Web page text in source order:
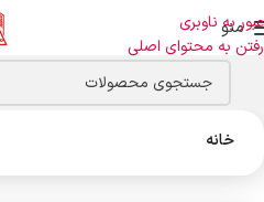
عبور به ناوبری
رفتن به محتوای اصلی
منو
خانه